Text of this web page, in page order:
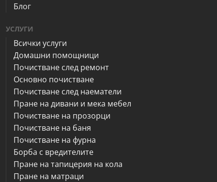
Блог
УСЛУГИ
Всички услуги
Домашни помощници
Почистване след ремонт
Основно почистване
Почистване след наематели
Пране на дивани и мека мебел
Почистване на прозорци
Почистване на баня
Почистване на фурна
Борба с вредителите
Пране на тапицерия на кола
Пране на матраци